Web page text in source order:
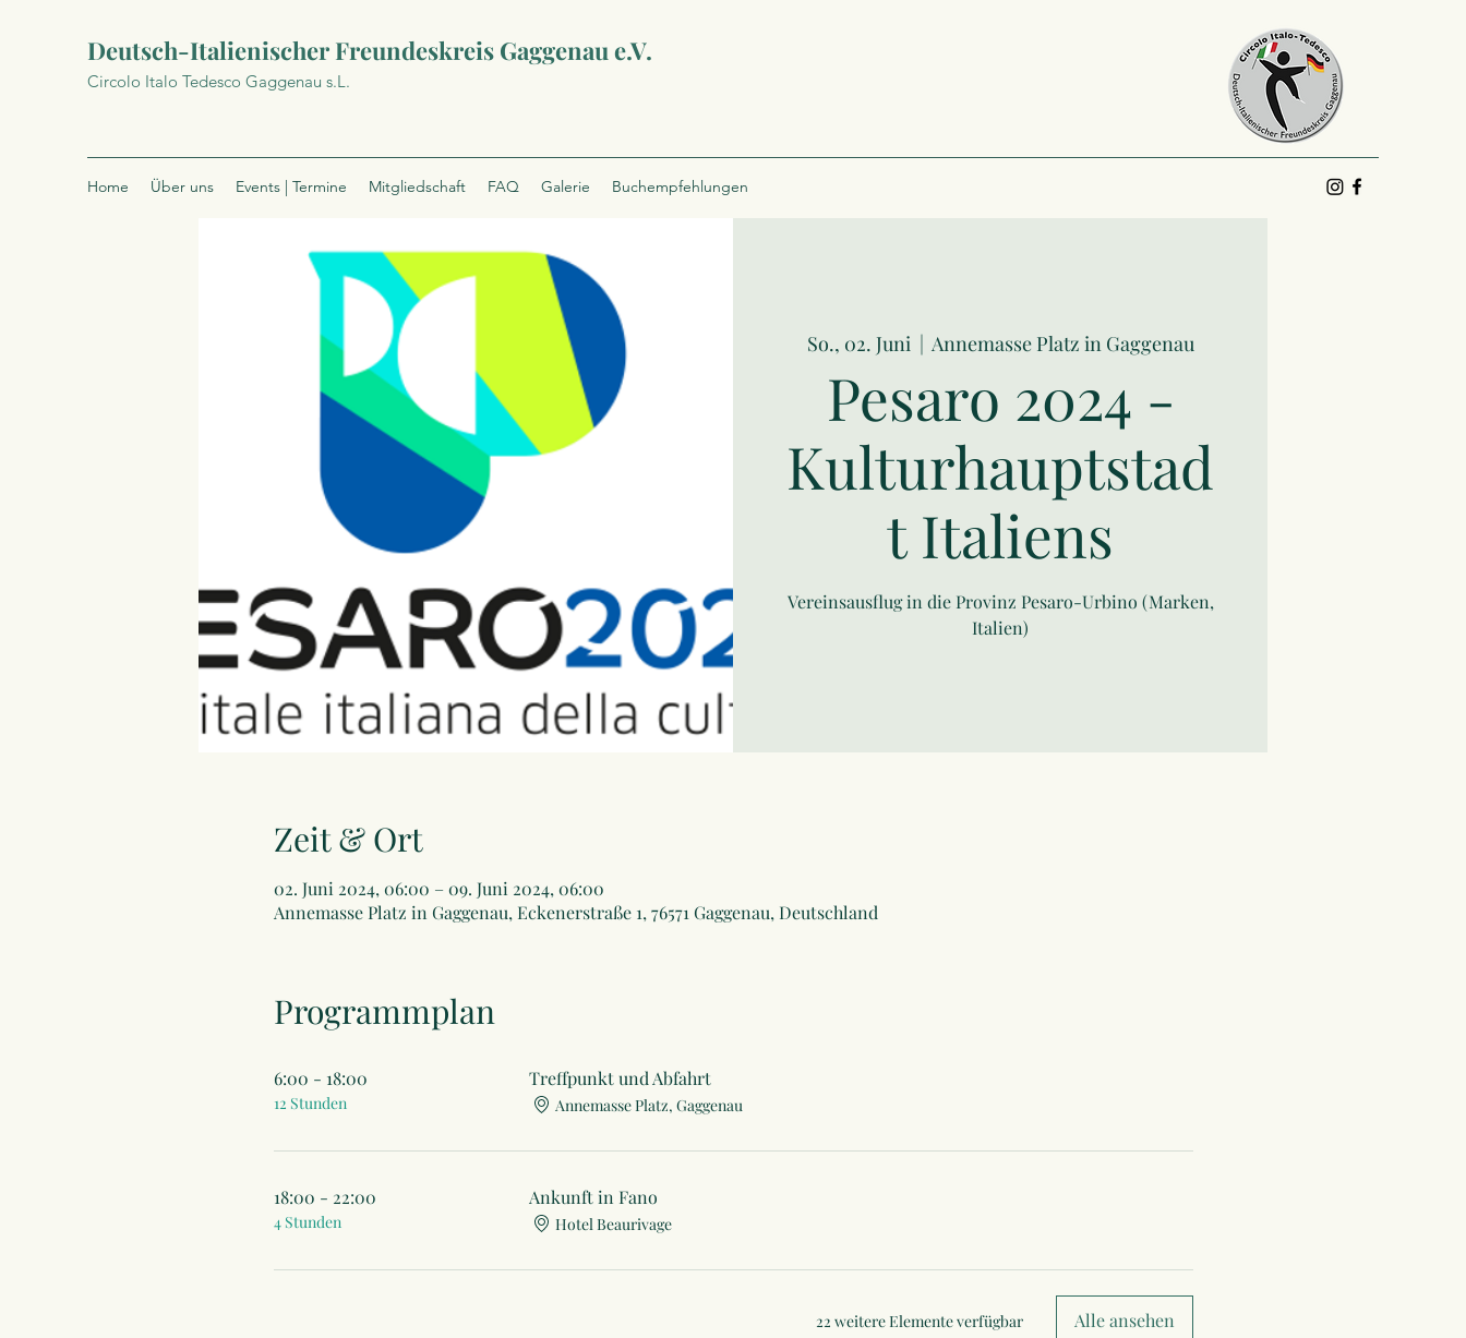
Deutsch-Italienischer Freundeskreis Gaggenau e.V.
Circolo Italo Tedesco Gaggenau s.L.
Home Über uns Events | Termine Mitgliedschaft FAQ Galerie Buchempfehlungen
So., 02. Juni
  |
Annemasse Platz in Gaggenau
Pesaro 2024 -
Kulturhauptstad
t Italiens
Vereinsausflug in die Provinz Pesaro-Urbino (Marken,
Italien)
Zeit & Ort
02. Juni 2024, 06:00 – 09. Juni 2024, 06:00
Annemasse Platz in Gaggenau, Eckenerstraße 1, 76571 Gaggenau, Deutschland
Programmplan
6:00 - 18:00
12 Stunden
Treffpunkt und Abfahrt
Annemasse Platz, Gaggenau
18:00 - 22:00
4 Stunden
Ankunft in Fano
Hotel Beaurivage
22 weitere Elemente verfügbar Alle ansehen